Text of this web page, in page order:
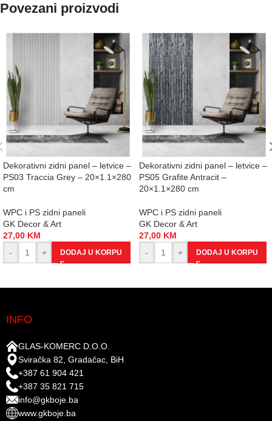
Povezani proizvodi
Dekorativni zidni panel – letvice –
PS03 Traccia Grey – 20×1.1×280
cm
WPC i PS zidni paneli
GK Decor & Art
27,00 KM
-
+ DODAJ U KORPU
Dekorativni zidni panel – letvice –
PS05 Grafite Antracit –
20×1.1×280 cm
WPC i PS zidni paneli
GK Decor & Art
27,00 KM
-
+ DODAJ U KORPU
INFO
GLAS-KOMERC D.O.O.
Sviračka 82, Gradačac, BiH
+387 61 904 421
+387 35 821 715
info@gkboje.ba
www.gkboje.ba